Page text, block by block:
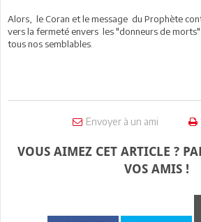
Alors, le Coran et le message du Prophète
vers la fermeté envers les "donneurs de
tous nos semblables.
Envoyer à un ami
VOUS AIMEZ CET ARTICLE ?
VOS AMIS !